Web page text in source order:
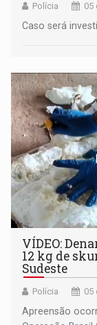
Polícia 05
Caso será
VÍDEO:
12 kg de
Sudeste
Polícia 05
Apreensão